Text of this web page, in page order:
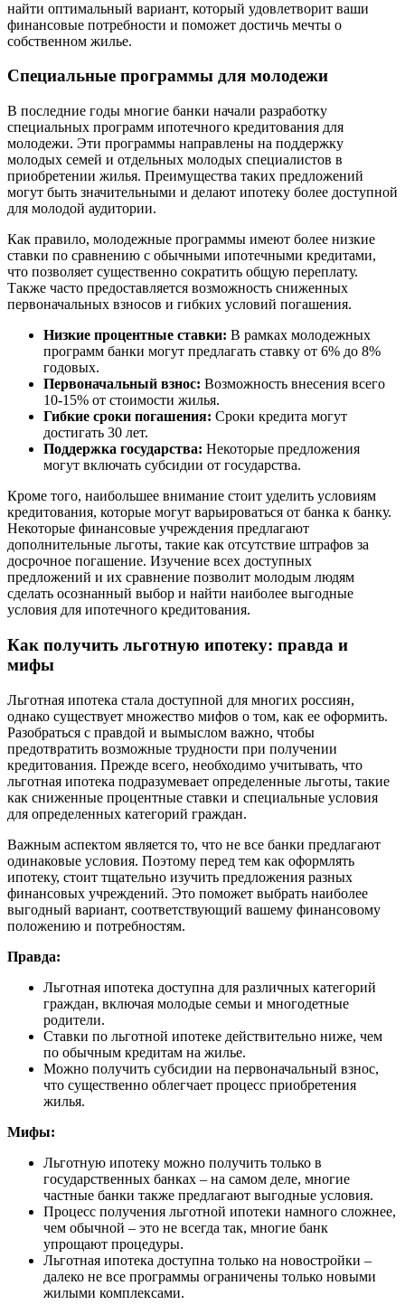
найти оптимальный вариант, который удовлетворит ваши
финансовые потребности и поможет достичь мечты о
собственном жилье.
Специальные программы для молодежи
В последние годы многие банки начали разработку
специальных программ ипотечного кредитования для
молодежи. Эти программы направлены на поддержку
молодых семей и отдельных молодых специалистов в
приобретении жилья. Преимущества таких предложений
могут быть значительными и делают ипотеку более доступной
для молодой аудитории.
Как правило, молодежные программы имеют более низкие
ставки по сравнению с обычными ипотечными кредитами,
что позволяет существенно сократить общую переплату.
Также часто предоставляется возможность сниженных
первоначальных взносов и гибких условий погашения.
Низкие процентные ставки: В рамках молодежных
программ банки могут предлагать ставку от 6% до 8%
годовых.
Первоначальный взнос: Возможность внесения всего
10-15% от стоимости жилья.
Гибкие сроки погашения: Сроки кредита могут
достигать 30 лет.
Поддержка государства: Некоторые предложения
могут включать субсидии от государства.
Кроме того, наибольшее внимание стоит уделить условиям
кредитования, которые могут варьироваться от банка к банку.
Некоторые финансовые учреждения предлагают
дополнительные льготы, такие как отсутствие штрафов за
досрочное погашение. Изучение всех доступных
предложений и их сравнение позволит молодым людям
сделать осознанный выбор и найти наиболее выгодные
условия для ипотечного кредитования.
Как получить льготную ипотеку: правда и
мифы
Льготная ипотека стала доступной для многих россиян,
однако существует множество мифов о том, как ее оформить.
Разобраться с правдой и вымыслом важно, чтобы
предотвратить возможные трудности при получении
кредитования. Прежде всего, необходимо учитывать, что
льготная ипотека подразумевает определенные льготы, такие
как сниженные процентные ставки и специальные условия
для определенных категорий граждан.
Важным аспектом является то, что не все банки предлагают
одинаковые условия. Поэтому перед тем как оформлять
ипотеку, стоит тщательно изучить предложения разных
финансовых учреждений. Это поможет выбрать наиболее
выгодный вариант, соответствующий вашему финансовому
положению и потребностям.
Правда:
Льготная ипотека доступна для различных категорий
граждан, включая молодые семьи и многодетные
родители.
Ставки по льготной ипотеке действительно ниже, чем
по обычным кредитам на жилье.
Можно получить субсидии на первоначальный взнос,
что существенно облегчает процесс приобретения
жилья.
Мифы:
Льготную ипотеку можно получить только в
государственных банках – на самом деле, многие
частные банки также предлагают выгодные условия.
Процесс получения льготной ипотеки намного сложнее,
чем обычной – это не всегда так, многие банк
упрощают процедуры.
Льготная ипотека доступна только на новостройки –
далеко не все программы ограничены только новыми
жилыми комплексами.